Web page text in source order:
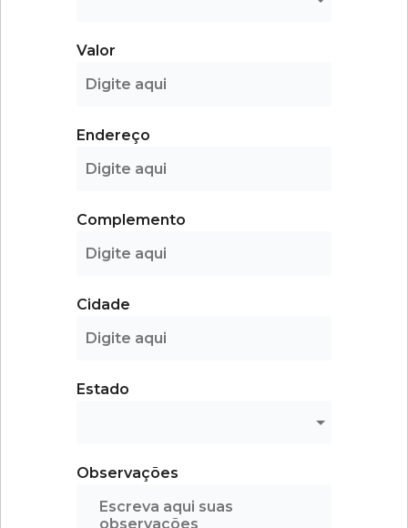
Valor
Endereço
Complemento
Cidade
Estado
Observações